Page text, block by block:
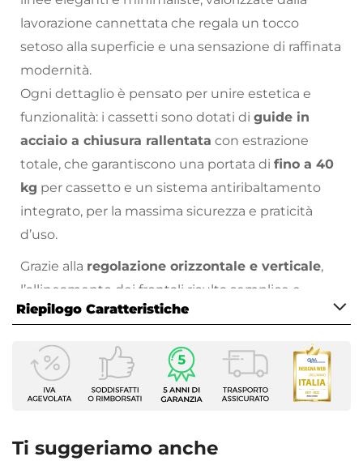
lavorazione cannettata che regala un tocco
setoso alla superficie e una sensazione di raffinata
modernità.
Ogni dettaglio è pensato per unire estetica e
funzionalità: i cassetti sono dotati di guide in
acciaio a chiusura rallentata con estrazione
totale, che garantiscono una portata di fino a 40
kg per cassetto e un sistema antiribaltamento
integrato, per la massima sicurezza e praticità
d’uso.
Grazie alla regolazione orizzontale e verticale,
l’allineamento dei frontali risulta semplice e
preciso, anche dopo l’installazione.
nobilitato
, mentre i frontali sono in MDF
per
assicurare solidità e durata nel tempo e l’interno
antracite
Riepilogo Caratteristiche
Caratteristiche Mobile
Larghezza
69,8 cm
Ti suggeriamo anche